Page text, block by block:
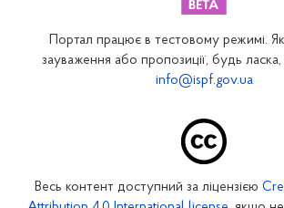
Закарпатське відділення
Запорізьке відділення
Кіровоградське відділення
Портал працює в тестовому режимі.
зауваження або пропозиції, будь
info@ispf.gov.ua
Весь контент доступний за ліцензією